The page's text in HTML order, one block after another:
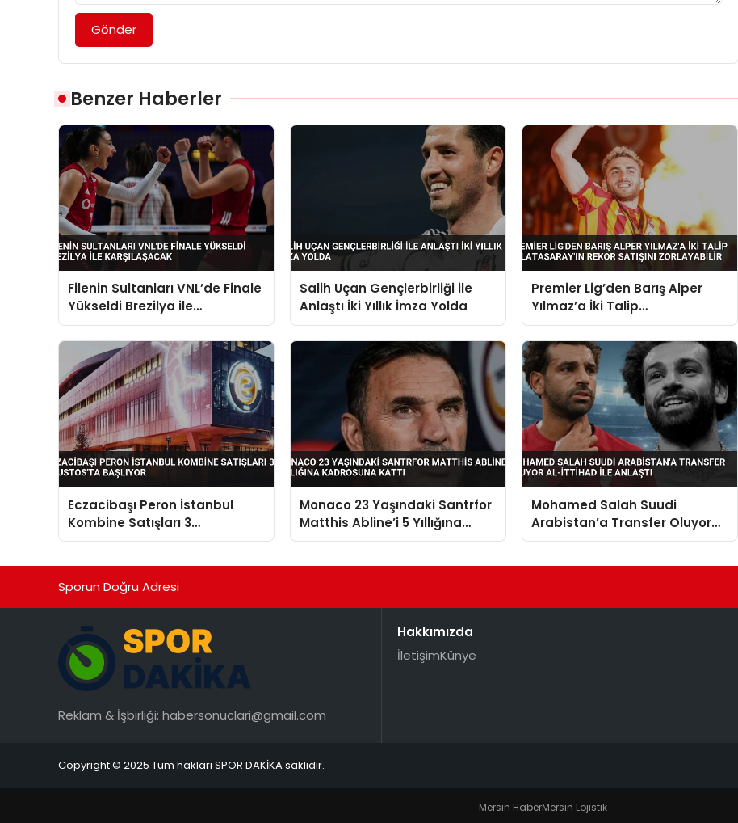
Gönder
Benzer Haberler
Filenin Sultanları VNL’de Finale
Yükseldi Brezilya ile
Karşılaşacak
Salih Uçan Gençlerbirliği ile
Anlaştı İki Yıllık İmza Yolda
Premier Lig’den Barış Alper
Yılmaz’a İki Talip
Galatasaray’ın Rekor Satışını
Zorlayabilir
Eczacibaşı Peron İstanbul
Kombine Satışları 3
Ağustos’ta Başlıyor
Monaco 23 Yaşındaki Santrfor
Matthis Abline’i 5 Yıllığına
Kadrosuna Kattı
Mohamed Salah Suudi
Arabistan’a Transfer Oluyor
Al-İttihad ile Anlaştı
Sporun Doğru Adresi
Reklam & İşbirliği: habersonuclari@gmail.com
Hakkımızda
İletişimKünye
Copyright © 2025 Tüm hakları SPOR DAKİKA saklıdır.
Mersin HaberMersin Lojistik